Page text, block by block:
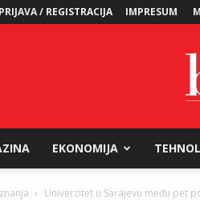
PRIJAVA / REGISTRACIJA IMPRESUM
EKONOMIJA
Univerzitet u Sarajevu među pet